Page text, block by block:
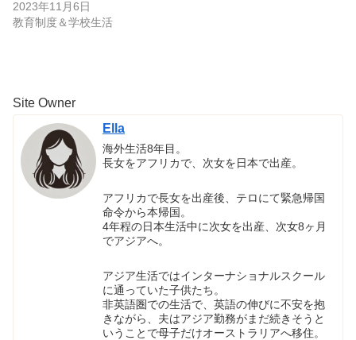
2023年11月6日
教育制度＆学校生活
Site Owner
Ella
海外生活8年目。
長女をアフリカで、次女を日本で出産。
アフリカで長女を出産後、テロにて緊急帰国
命令から本帰国。
4年程の日本生活中に次女を出産、次女8ヶ月
でアジアへ。
アジア生活ではインターナショナルスクール
に通っていた子供たち。
非英語圏での生活で、英語の伸びに不安を抱
きながら、夫はアジア勤務がまだ続きそうと
いうことで母子だけオーストラリアへ移住。